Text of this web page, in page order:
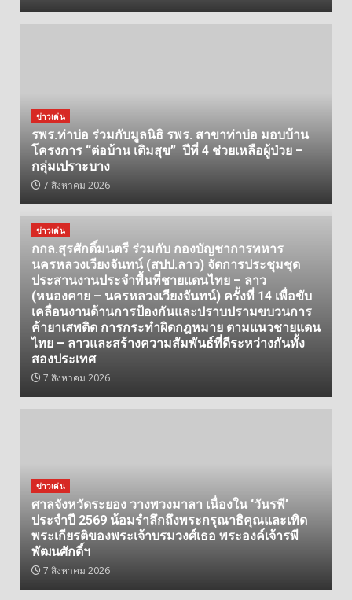
ข่าวเด่น
รพร.ท่าบ่อ ร่วมกับมูลนิธิ รพร. สาขาท่าบ่อ มอบบ้าน
โครงการ “ต่อบ้าน เติมสุข” ปีที่ 4 ช่วยเหลือผู้ป่วย –
กลุ่มเปราะบาง
7 สิงหาคม 2026
ข่าวเด่น
กกล.สุรศักดิ์มนตรี ร่วมกับ กองบัญชาการทหาร
นครหลวงเวียงจันทน์ (สปป.ลาว) จัดการประชุมชุด
ประสานงานประจำพื้นที่ชายแดนไทย – ลาว
(หนองคาย – นครหลวงเวียงจันทน์) ครั้งที่ 14 เพื่อขับ
เคลื่อนงานด้านการป้องกันและปราบปรามขบวนการ
ค้ายาเสพติด การกระทำผิดกฎหมาย ตามแนวชายแดน
ไทย – ลาวและสร้างความสัมพันธ์ที่ดีระหว่างกันทั้ง
สองประเทศ
7 สิงหาคม 2026
ข่าวเด่น
ศาลจังหวัดระยอง วางพวงมาลา เนื่องใน ‘วันรพี’
ประจำปี 2569 น้อมรำลึกถึงพระกรุณาธิคุณและเทิด
พระเกียรติของพระเจ้าบรมวงศ์เธอ พระองค์เจ้ารพี
พัฒนศักดิ์ฯ
7 สิงหาคม 2026